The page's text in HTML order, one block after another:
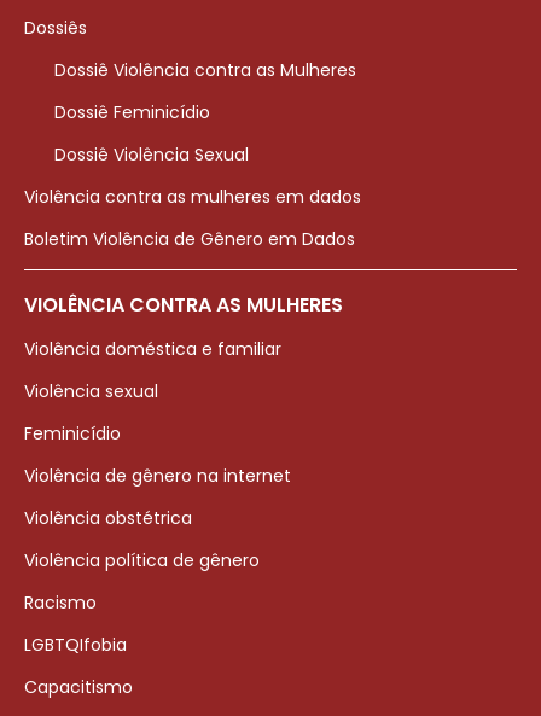
Dossiês
Dossiê Violência contra as Mulheres
Dossiê Feminicídio
Dossiê Violência Sexual
Violência contra as mulheres em dados
Boletim Violência de Gênero em Dados
VIOLÊNCIA CONTRA AS MULHERES
Violência doméstica e familiar
Violência sexual
Feminicídio
Violência de gênero na internet
Violência obstétrica
Violência política de gênero
Racismo
LGBTQIfobia
Capacitismo